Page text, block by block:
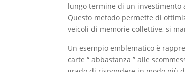
lungo termine di un investimento
Questo metodo permette di
veicoli di memorie collettive, si
Un esempio emblematico è
carte “ abbastanza ” alle